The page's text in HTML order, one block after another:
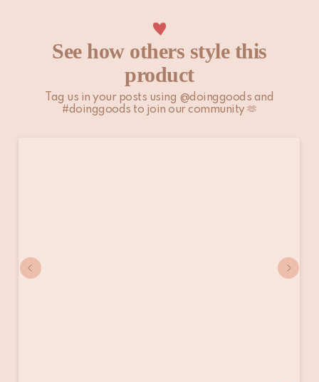
Houd er rekening mee dat niet-EU-klanten zelf
verantwoordelijk zijn voor eventuele invoerrechten, lokale
belastingen en toeslagen.
Bekijk onze Verzenden & Bezorgen
pagina voor meer
informatie.
See how others style this
product
Tag us in your posts using @doinggoods and
#doinggoods to join our community 🫶